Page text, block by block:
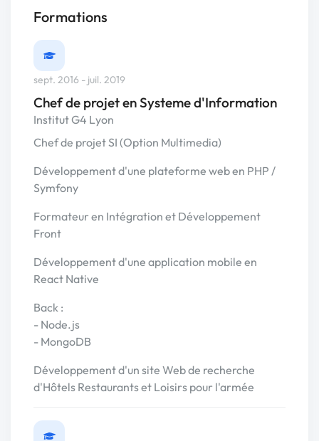
Formations
sept. 2016 - juil. 2019
Chef de projet en Systeme d'Information
Institut G4 Lyon
Chef de projet SI (Option Multimedia)
Développement d'une plateforme web en PHP /
Symfony
Formateur en Intégration et Développement
Front
Développement d'une application mobile en
React Native
Back :
- Node.js
- MongoDB
Développement d'un site Web de recherche
d'Hôtels Restaurants et Loisirs pour l'armée